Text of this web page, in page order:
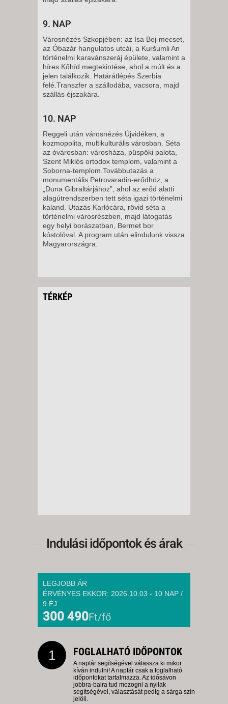
9. NAP
Városnézés Szkopjében: az Isa Bej-mecset,
az Óbazár hangulatos utcái, a Kuršumli An
történelmi karavánszeráj épülete, valamint a
híres Kőhíd megtekintése, ahol a múlt és a
jelen találkozik. Határátlépés Szerbia
felé.Transzfer a szállodába, vacsora, majd
szállás éjszakára.
10. NAP
Reggeli után városnézés Újvidéken, a
kozmopolita, multikulturális városban. Séta
az óvárosban: városháza, püspöki palota,
Szent Miklós ortodox templom, valamint a
Soborna-templom.Továbbutazás a
monumentális Petrovaradin-erődhöz, a
„Duna Gibraltárjához”, ahol az erőd alatti
alagútrendszerben tett séta igazi történelmi
kaland. Utazás Karlócára, rövid séta a
történelmi városrészben, majd látogatás
egy helyi borászatban, Bermet bor
kóstolóval. A program után elindulunk vissza
Magyarországra.
TÉRKÉP
Indulási időpontok és árak
LEGJOBB ÁR
ÉRVÉNYES EKKOR: 2026.10.03 - 10 NAP /
9 ÉJ
300 490Ft/fő
1 FOGLALHATÓ IDŐPONTOK
A naptár segítségével válassza ki mikor
kíván indulni! A naptár csak a foglalható
időpontokat tartalmazza. Az idősávon
jobbra-balra tud mozogni a nyilak
segítségével, választását pedig a sárga szín
jelöli.